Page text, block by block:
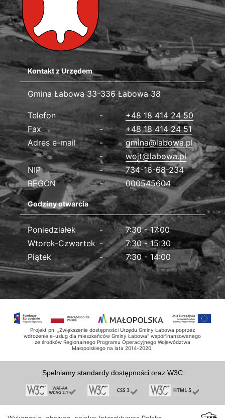
Kontakt z Urzędem
Gmina Łabowa
Gmina Łabowa 33-336 Łabowa 38
Dane kontaktowe
Telefon
+48 18 414 24 50
Fax
+48 18 414 24 51
Adres e-mail
gmina@labowa.pl
wojt@labowa.pl
NIP
734-16-68-234
REGON
000545604
Godziny otwarcia
Poniedziałek
7:30 - 17:00
Wtorek-Czwartek
7:30 - 15:30
Piątek
7:30 - 14:00
Projekt pn. „Zwiększenie dostępności Urzędu Gminy Łabowa poprzez
wdrożenie e-usług dla mieszkańców Gminy Łabowa” współfinansowanego
ze środków Regionalnego Programu Operacyjnego Województwa
Małopolskiego na lata 2014-2020.
Spełniamy standardy dostępności oraz W3C